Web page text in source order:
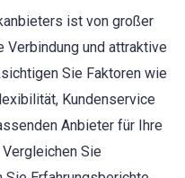
ist von großer
Verbindung und attraktive
Sie Faktoren wie
Kundenservice
Anbieter für Ihre
Sie